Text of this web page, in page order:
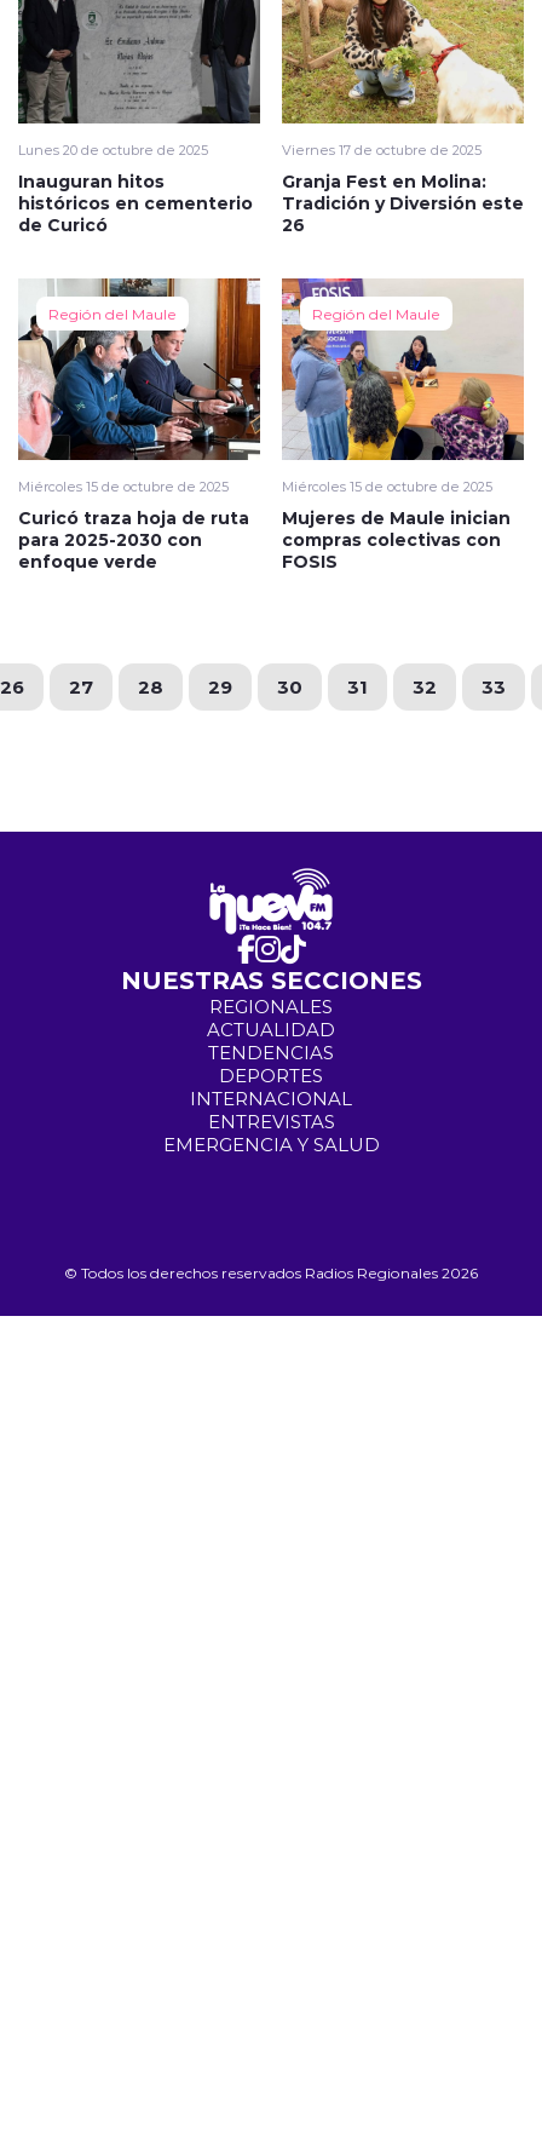
Lunes 20 de octubre de 2025
Inauguran hitos
históricos en cementerio
de Curicó
Viernes 17 de octubre de 2025
Granja Fest en Molina:
Tradición y Diversión este
26
Región del Maule
Miércoles 15 de octubre de 2025
Curicó traza hoja de ruta
para 2025-2030 con
enfoque verde
Región del Maule
Miércoles 15 de octubre de 2025
Mujeres de Maule inician
compras colectivas con
FOSIS
26 27 28 29 30 31 32 33
NUESTRAS SECCIONES
REGIONALES
ACTUALIDAD
TENDENCIAS
DEPORTES
INTERNACIONAL
ENTREVISTAS
EMERGENCIA Y SALUD
© Todos los derechos reservados Radios Regionales 2026